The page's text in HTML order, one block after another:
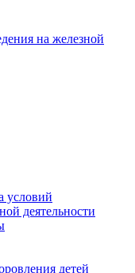
на железной
условий
деятельности
детей